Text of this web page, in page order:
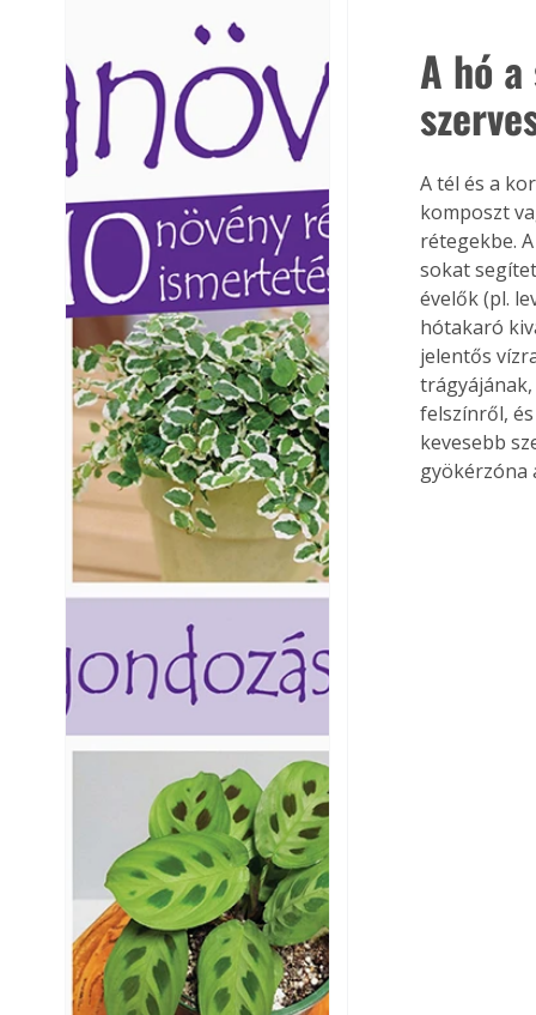
A hó
A tél és a
komposzt
rétegekbe.
sokat
évelők (pl.
hótakaró
jelentős
felszínről,
kevesebb
gyökérzóna